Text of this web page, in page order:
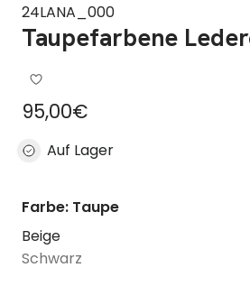
24LANA_000
Taupefarbene
Regulärer Preis
95,00€
Auf Lager
Farbe: Taupe
Beige
Schwarz